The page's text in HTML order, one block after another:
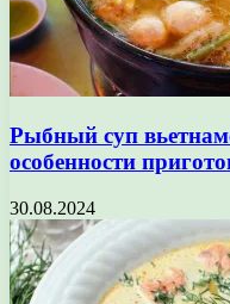
Рыбный суп
особенности
30.08.2024